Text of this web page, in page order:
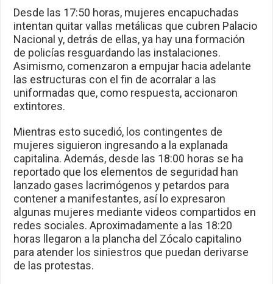
Desde las 17:50 horas, mujeres encapuchadas
intentan quitar vallas metálicas que cubren Palacio
Nacional y, detrás de ellas, ya hay una formación
de policías resguardando las instalaciones.
Asimismo, comenzaron a empujar hacia adelante
las estructuras con el fin de acorralar a las
uniformadas que, como respuesta, accionaron
extintores.
Mientras esto sucedió, los contingentes de
mujeres siguieron ingresando a la explanada
capitalina. Además, desde las 18:00 horas se ha
reportado que los elementos de seguridad han
lanzado gases lacrimógenos y petardos para
contener a manifestantes, así lo expresaron
algunas mujeres mediante videos compartidos en
redes sociales. Aproximadamente a las 18:20
horas llegaron a la plancha del Zócalo capitalino
para atender los siniestros que puedan derivarse
de las protestas.